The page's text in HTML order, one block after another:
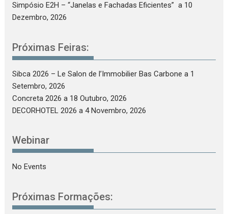
Simpósio E2H – “Janelas e Fachadas Eficientes” a 10
Dezembro, 2026
Próximas Feiras:
Sibca 2026 – Le Salon de l’Immobilier Bas Carbone a 1
Setembro, 2026
Concreta 2026 a 18 Outubro, 2026
DECORHOTEL 2026 a 4 Novembro, 2026
Webinar
No Events
Próximas Formações: